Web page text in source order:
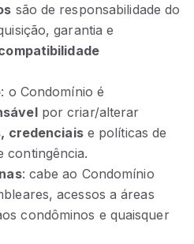
são de responsabilidade do
garantia e
: o Condomínio é
por criar/alterar
credenciaise políticas de
contingência.
: cabe ao Condomínio
acessos a áreas
condôminos e quaisquer